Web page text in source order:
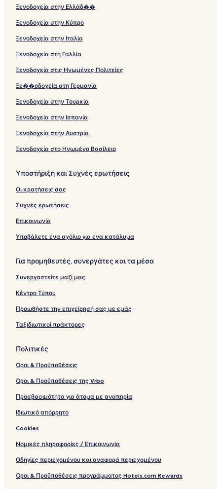
Ξενοδοχεία στην Ελλάδ��
Ξενοδοχεία στην Κύπρο
Ξενοδοχεία στην Ιταλία
Ξενοδοχεία στη Γαλλία
Ξενοδοχεία στις Ηνωμένες Πολιτείες
Ξε��οδοχεία στη Γερμανία
Ξενοδοχεία στην Τουρκία
Ξενοδοχεία στην Ισπανία
Ξενοδοχεία στην Αυστρία
Ξενοδοχεία στο Ηνωμένο Βασίλειο
Υποστήριξη και Συχνές ερωτήσεις
Οι κρατήσεις σας
Συχνές ερωτήσεις
Επικοινωνία
Υποβάλετε ένα σχόλιο για ένα κατάλυμα
Για προμηθευτές, συνεργάτες και τα μέσα
Συνεργαστείτε μαζί μας
Κέντρο Τύπου
Προωθήστε την επιχείρησή σας με εμάς
Ταξιδιωτικοί πράκτορες
Πολιτικές
Όροι & Προϋποθέσεις
Όροι & Προϋποθέσεις της Vrbo
Προσβασιμότητα για άτομα με αναπηρία
Ιδιωτικό απόρρητο
Cookies
Νομικές πληροφορίες / Επικοινωνία
Οδηγίες περιεχομένου και αναφορά περιεχομένου
Όροι & Προϋποθέσεις προγράμματος Hotels.com Rewards